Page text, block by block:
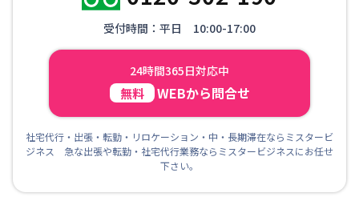
受付時間：平日 10:00-17:00
24時間365日対応中
無料 WEBから問合せ
社宅代行・出張・転勤・リロケーション・中・長期滞在ならミスタービ
ジネス 急な出張や転勤・社宅代行業務ならミスタービジネスにお任せ
下さい。